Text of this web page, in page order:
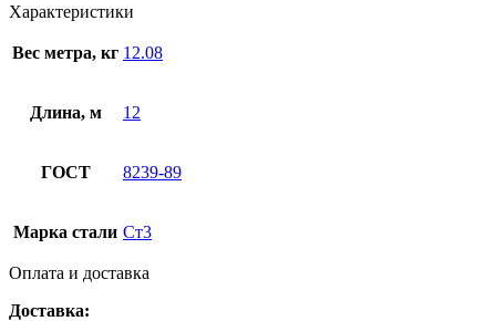
Характеристики
Вес метра, кг 12.08
Длина, м 12
ГОСТ 8239-89
Марка стали Ст3
Оплата и доставка
Доставка: